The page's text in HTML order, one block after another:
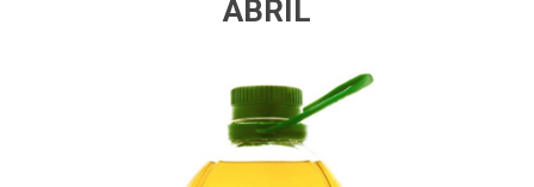
ABRIL